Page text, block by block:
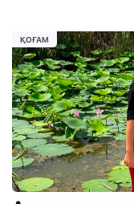
ҚОҒАМ